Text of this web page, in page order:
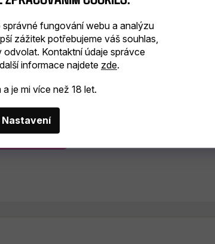
fungování webu a analýzu
zážitek potřebujeme váš souhlas,
Kontaktní údaje správce
informace najdete zde.
a je mi více než 18 let.
Nastavení
Kč
–5 %
Kingdom
ks)
Do košíku